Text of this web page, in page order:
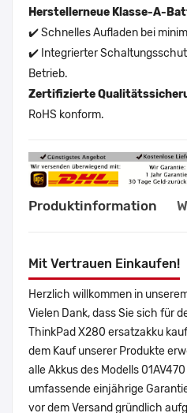
Herstellerneue Klasse-A-
✔️ Schnelles Aufladen bei
✔️ Integrierter
Betrieb.
Zertifizierte
RoHS konform.
Produktinformation
Mit Vertrauen Einkaufen!
Herzlich willkommen in
Vielen Dank, dass Sie sich für
ThinkPad X280 ersatzakku
dem Kauf unserer Produkte
alle Akkus des Modells
umfassende einjährige
vor dem Versand gründlich